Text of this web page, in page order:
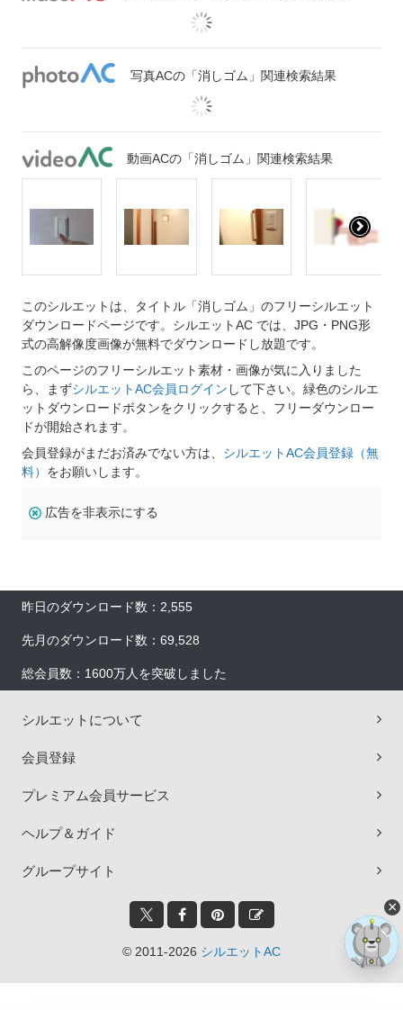
写真ACの「消しゴム」関連検索結果
動画ACの「消しゴム」関連検索結果
このシルエットは、タイトル「消しゴム」のフリーシルエット
ダウンロードページです。シルエットAC では、JPG・PNG形
式の高解像度画像が無料でダウンロードし放題です。
このページのフリーシルエット素材・画像が気に入りました
ら、まずシルエットAC会員ログイン して下さい。緑色のシルエ
ットダウンロードボタンをクリックすると、フリーダウンロー
ドが開始されます。
会員登録がまだお済みでない方は、 シルエットAC会員登録（無
料） をお願いします。
広告を非表示にする
昨日のダウンロード数：2,555
先月のダウンロード数：69,528
総会員数：1600万人を突破しました
シルエットについて
会員登録
プレミアム会員サービス
ヘルプ＆ガイド
グループサイト
© 2011-2026 シルエットAC
×